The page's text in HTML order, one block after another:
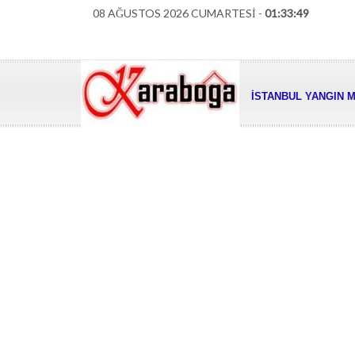
08 AĞUSTOS 2026 CUMARTESİ - 01:33:50
İSTANBUL YANGIN